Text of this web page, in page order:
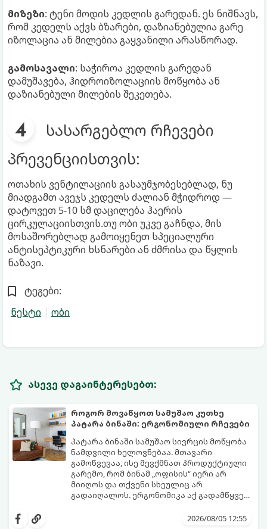
მიზეზი: ტენი მოდის კედლის გარედან. ეს ნიშნავს,
რომ კედელს აქვს ბზარები, დაზიანებულია გარე
იზოლაცია ან მილებია გაყვანილი არასწორად.
გამოსავალი: საჭიროა კედლის გარედან
დამუშავება, ჰიდროიზოლაციის მოწყობა ან
დაზიანებული მილების შეკეთება.
სასარგებლო რჩევები
პრევენციისთვის:
ოთახის ვენტილაციის გასაუმჯობესებლად, ნუ
მიადგამთ ავეჯს კედელს ძალიან მჭიდროდ —
დატოვეთ 5-10 სმ დაცილება ჰაერის
ცირკულაციისთვის.თუ ობი უკვე გაჩნდა, მის
მოსაშორებლად გამოიყენეთ სპეციალური
ანტისეპტიკური ხსნარები ან ძმრისა და წყლის
ნაზავი.
ტეგები:
ნესტი
ობი
ასევე დაგაინტერესებთ:
როგორ მოვაწყოთ სამუშაო კუთხე
პატარა ბინაში: ერგონომიული რჩევები
პატარა ბინაში სამუშაო სივრცის მოწყობა
ნამდვილი ხელოვნებაა. მთავარი
გამოწვევაა, ისე შევქმნათ პროდუქტიული
გარემო, რომ ბინამ „ოფისის“ იერი არ
მიიღოს და თქვენი სხეულიც არ
გადაიღალოს. ერგონომიკა აქ გადამწყვეტ
2026/08/05 12:55